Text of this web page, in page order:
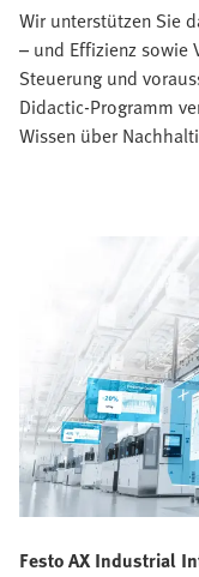
Wir unterstützen Sie
– und Effizienz
Steuerung und
Didactic-Programm
Wissen über
Festo AX Industrial